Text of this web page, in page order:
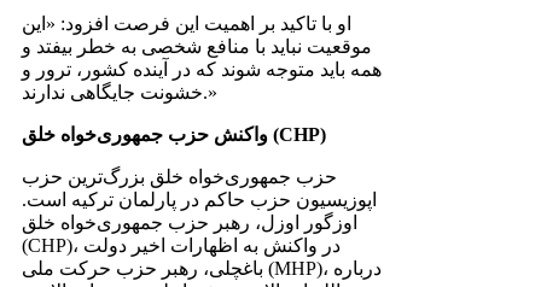
او با تاکید بر اهمیت این فرصت افزود: «این
موقعیت نباید با منافع شخصی به خطر بیفتد و
همه باید متوجه شوند که در آینده کشور، ترور و
خشونت جایگاهی ندارند.»
واکنش حزب جمهوری‌خواه خلق (CHP)
حزب جمهوری‌خواه خلق بزرگ‌ترین حزب
اپوزیسیون حزب حاکم در پارلمان ترکیه است.
اوزگور اوزل، رهبر حزب جمهوری‌خواه خلق
(CHP)، در واکنش به اظهارات اخیر دولت
باغچلی، رهبر حزب حرکت ملی (MHP)، درباره